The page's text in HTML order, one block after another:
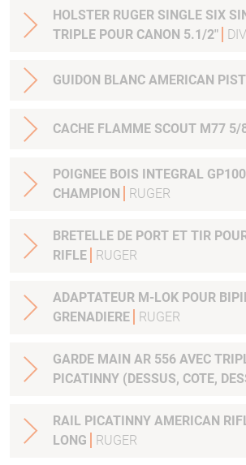
HOLSTER RUGER SINGLE SIX
TRIPLE POUR CANON 5.1/2"
GUIDON BLANC AMERICAN
CACHE FLAMME SCOUT M77 5/
POIGNEE BOIS INTEGRAL
CHAMPION
RUGER
BRETELLE DE PORT ET TIR
RIFLE
RUGER
ADAPTATEUR M-LOK POUR
GRENADIERE
RUGER
GARDE MAIN AR 556 AVEC
PICATINNY (DESSUS, COTE,
RAIL PICATINNY AMERICAN
LONG
RUGER